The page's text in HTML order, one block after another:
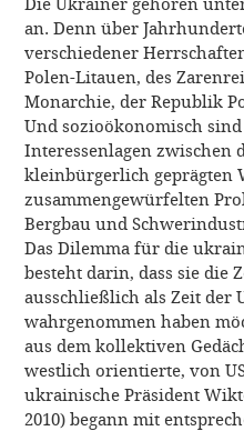
an. Denn über
verschiedener
Polen-Litauen, des
Monarchie, der Republik
Und sozioökonomisch
Interessenlagen zwischen
kleinbürgerlich geprägten
zusammengewürfelten
Bergbau und
Das Dilemma für die
besteht darin, dass sie die
ausschließlich als Zeit der
wahrgenommen haben
aus dem kollektiven
westlich orientierte, von
ukrainische Präsident
2010) begann mit